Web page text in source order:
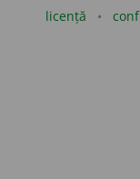
licență